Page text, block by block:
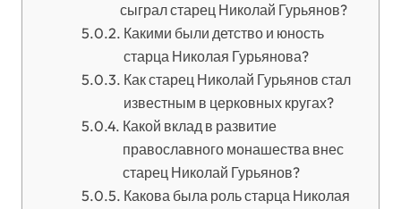
сыграл старец Николай Гурьянов?
Какими были детство и юность
старца Николая Гурьянова?
Как старец Николай Гурьянов стал
известным в церковных кругах?
Какой вклад в развитие
православного монашества внес
старец Николай Гурьянов?
Какова была роль старца Николая